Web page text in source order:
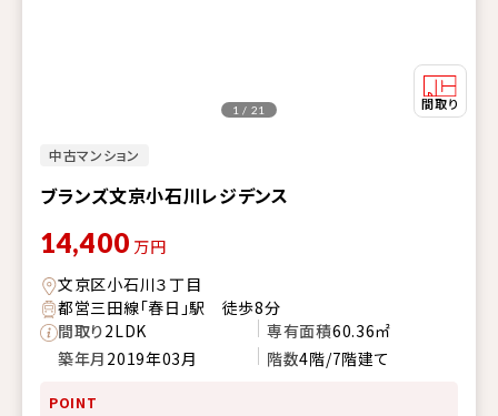
中古マンション
ブランズ文京小石川レジデンス
1 / 21
14,400 万円
文京区小石川３丁目
都営三田線「春日」駅 徒歩8分
間取り2LDK 専有面積60.36㎡
築年月 2019年03月 階数4階/7階建て
POINT